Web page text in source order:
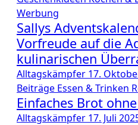
Werbung
Sallys
Vorfreude auf die
kulinarischen
Alltagskämpfer 17.
Beiträge Essen & Trinken
Einfaches Brot
Alltagskämpfer 17. Juli